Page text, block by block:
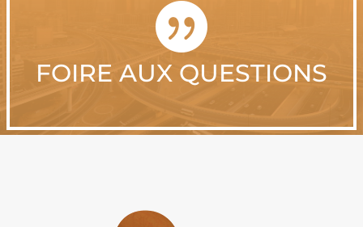

FOIRE AUX QUESTIONS